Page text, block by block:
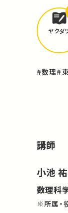
ヤクダ
#数理#
講師
小池
数理科
※所属・